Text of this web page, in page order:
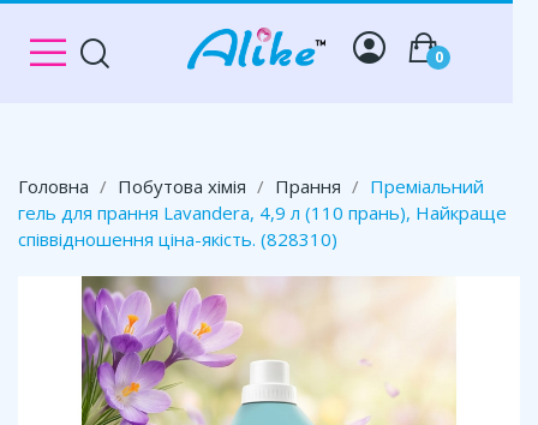
0
Головна Побутова хімія Прання
Преміальний
гель для прання Lavandera, 4,9 л (110 прань), Найкраще
співвідношення ціна-якість. (828310)